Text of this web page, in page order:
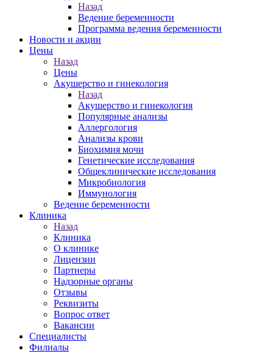
Назад
Ведение беременности
Программа ведения беременности
Новости и акции
Цены
Назад
Цены
Акушерство и гинекология
Назад
Акушерство и гинекология
Популярные анализы
Аллергология
Анализы крови
Биохимия мочи
Генетические исследования
Общеклинические исследования
Микробиология
Иммунология
Ведение беременности
Клиника
Назад
Клиника
О клинике
Лицензии
Партнеры
Надзорные органы
Отзывы
Реквизиты
Вопрос ответ
Вакансии
Специалисты
Филиалы